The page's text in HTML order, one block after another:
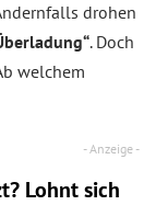
drohen
. Doch
welchem
Lohnt sich